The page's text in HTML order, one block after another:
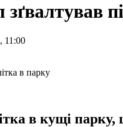
11:00
в кущі парку,